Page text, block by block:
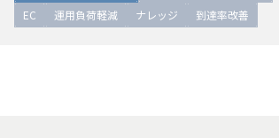
EC
運用負荷軽減 ナレッジ 到達率改善
EC
運用負荷軽減 ナレッジ 到達率改善